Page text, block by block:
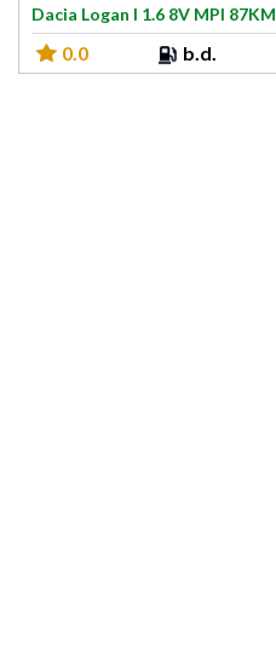
Dacia Logan I 1.6 8V MPI
0.0 b.d.